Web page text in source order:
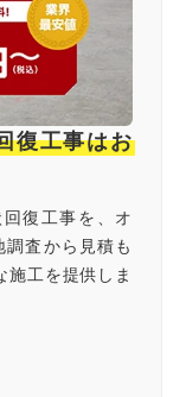
復工事はお
復工事を、オ
査から見積も
施工を提供しま